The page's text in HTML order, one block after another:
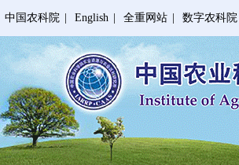
中国农科院 English 全重网站 数字农科院